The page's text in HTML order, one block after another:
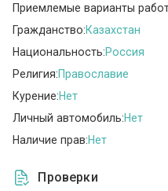
Приемлемые варианты
Гражданство:Казахстан
Национальность:Россия
Религия:Православие
Курение:Нет
Личный автомобиль:Нет
Наличие прав:Нет
Проверки